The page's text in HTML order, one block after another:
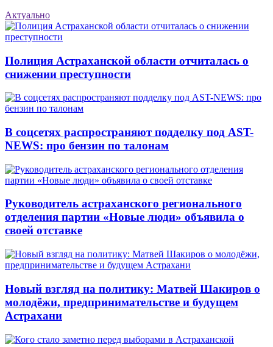
Актуально
Полиция Астраханской области отчиталась о
снижении преступности
В соцсетях распространяют подделку под AST-
NEWS: про бензин по талонам
Руководитель астраханского регионального
отделения партии «Новые люди» объявила о
своей отставке
Новый взгляд на политику: Матвей Шакиров о
молодёжи, предпринимательстве и будущем
Астрахани